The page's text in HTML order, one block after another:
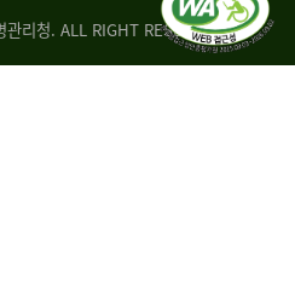
리청. ALL RIGHT RESERVED